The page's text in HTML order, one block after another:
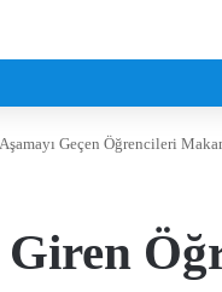
Geçen Öğrencileri